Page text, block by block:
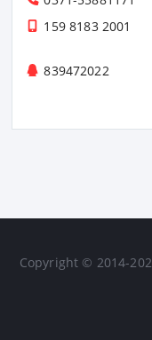
159 8183 2001
839472022
Copyright © 2014-